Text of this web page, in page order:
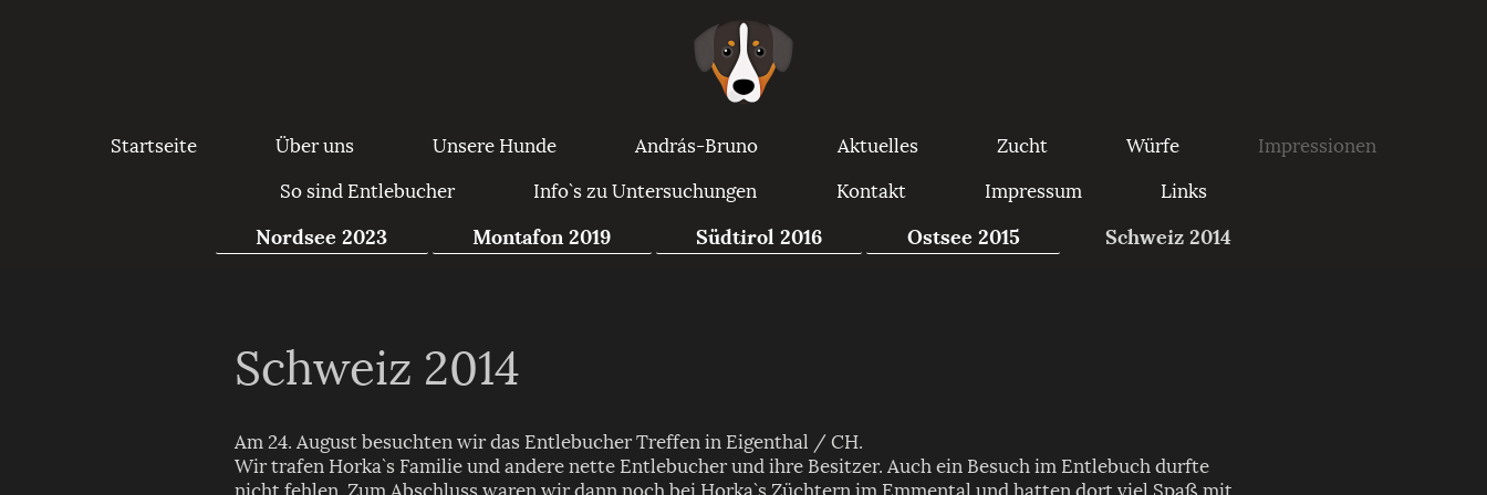
Startseite Über uns Unsere Hunde András-Bruno Aktuelles Zucht Würfe
Impressionen
So sind Entlebucher
Info`s zu Untersuchungen Kontakt Impressum Links
Nordsee 2023 Montafon 2019 Südtirol 2016 Ostsee 2015 Schweiz 2014
Schweiz 2014
Am 24. August besuchten wir das Entlebucher Treffen in Eigenthal / CH.
Wir trafen Horka`s Familie und andere nette Entlebucher und ihre Besitzer. Auch ein Besuch im Entlebuch durfte
nicht fehlen. Zum Abschluss waren wir dann noch bei Horka`s Züchtern im Emmental und hatten dort viel Spaß mit